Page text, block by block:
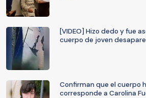
[VIDEO] Hizo dedo y fue
cuerpo de joven
Confirman que el cuerpo
corresponde a Carolina